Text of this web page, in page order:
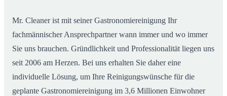
Mr. Cleaner ist mit seiner Gastronomiereinigung Ihr
fachmännischer Ansprechpartner wann immer und wo immer
Sie uns brauchen. Gründlichkeit und Professionalität liegen uns
seit 2006 am Herzen. Bei uns erhalten Sie daher eine
individuelle Lösung, um Ihre Reinigungswünsche für die
geplante Gastronomiereinigung im 3,6 Millionen Einwohner